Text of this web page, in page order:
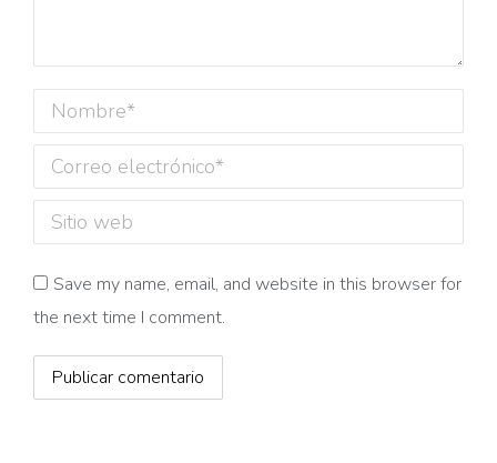
Nombre *
Correo electrónico *
Sitio web
Save my name, email, and website in this browser for
the next time I comment.
Publicar comentario